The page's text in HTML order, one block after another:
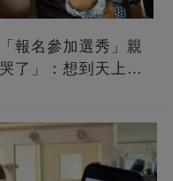
報名參加選秀」親
了」：想到天上的